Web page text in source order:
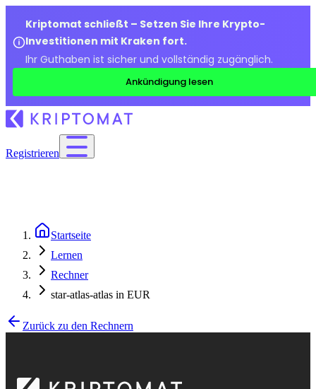
Kriptomat schließt – Setzen Sie Ihre Krypto-
Investitionen mit Kraken fort.
Ihr Guthaben ist sicher und vollständig zugänglich.
Ankündigung lesen
Registrieren
Startseite
Lernen
Rechner
star-atlas-atlas in EUR
Zurück zu den Rechnern